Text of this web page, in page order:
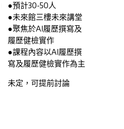
●預計30-50人
●未來館三樓未來講堂
●聚焦於AI履歷撰寫及
履歷健檢實作
●課程內容以AI履歷撰
寫及履歷健檢實作為主
未定，可提前討論